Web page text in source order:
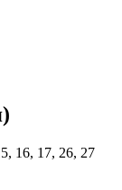
16, 17, 26, 27